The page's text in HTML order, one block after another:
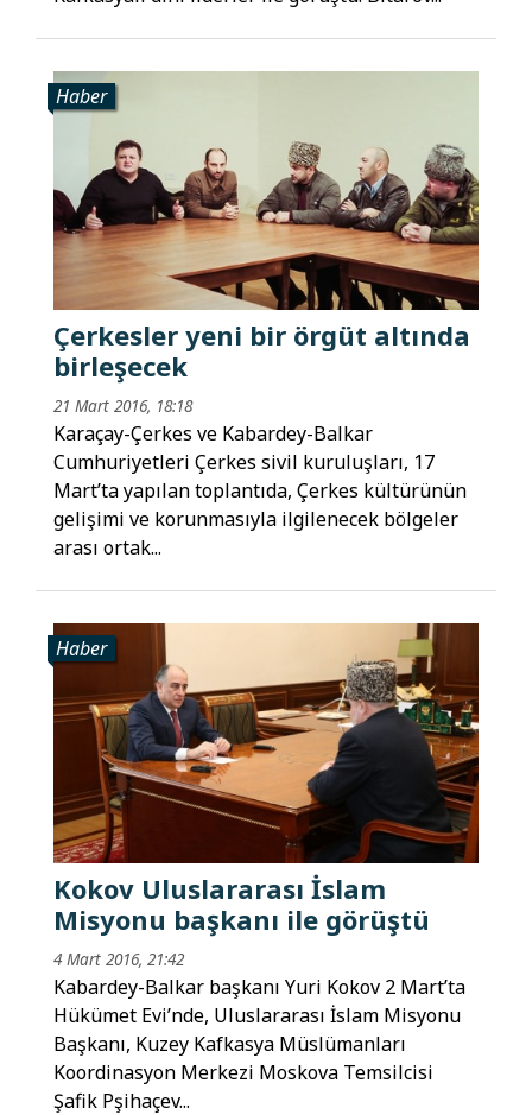
Haber
Çerkesler yeni bir örgüt altında
birleşecek
21 Mart 2016, 18:18
Karaçay-Çerkes ve Kabardey-Balkar
Cumhuriyetleri Çerkes sivil kuruluşları, 17
Mart’ta yapılan toplantıda, Çerkes kültürünün
gelişimi ve korunmasıyla ilgilenecek bölgeler
arası ortak...
Haber
Kokov Uluslararası İslam
Misyonu başkanı ile görüştü
4 Mart 2016, 21:42
Kabardey-Balkar başkanı Yuri Kokov 2 Mart’ta
Hükümet Evi’nde, Uluslararası İslam Misyonu
Başkanı, Kuzey Kafkasya Müslümanları
Koordinasyon Merkezi Moskova Temsilcisi
Şafik Pşihaçev...